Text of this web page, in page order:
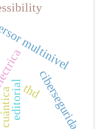
editorial
multinivel
thdciberseguridad
cuántica